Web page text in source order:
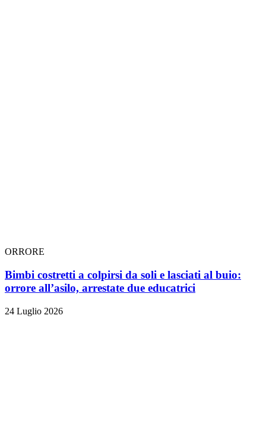
ORRORE
Bimbi costretti a colpirsi da soli e lasciati al buio:
orrore all’asilo, arrestate due educatrici
24 Luglio 2026